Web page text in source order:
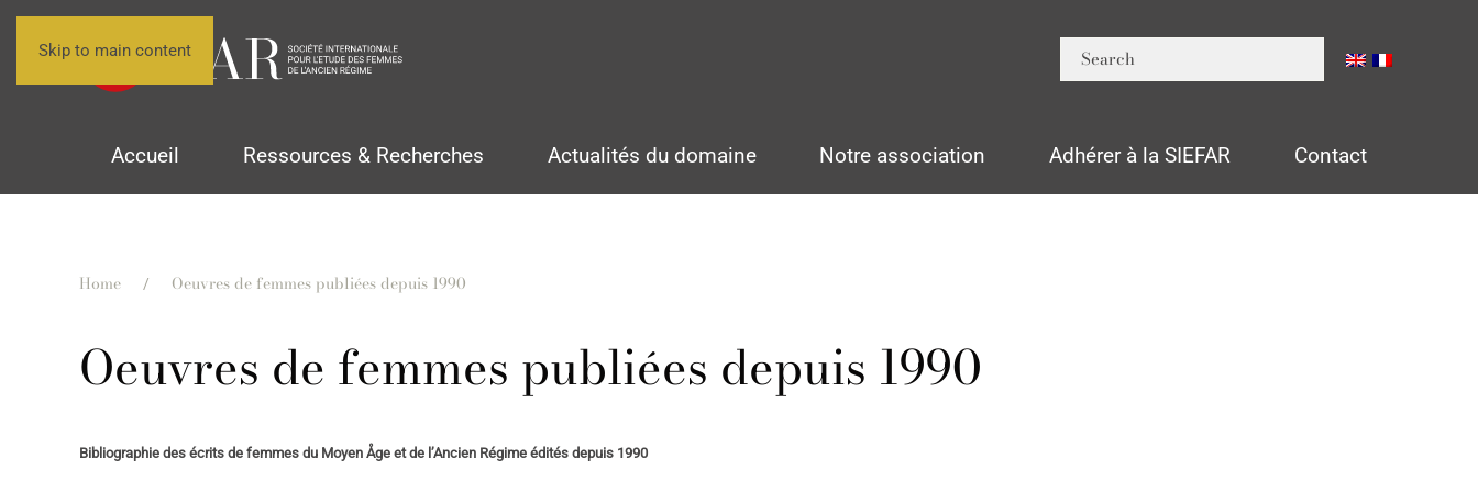
Skip to main content
Accueil Ressources & Recherches Actualités du domaine Notre association Adhérer à la SIEFAR Contact
Home Oeuvres de femmes publiées depuis 1990
Oeuvres de femmes publiées depuis 1990
Bibliographie des écrits de femmes du Moyen Åge et de l’Ancien Régime édités depuis 1990